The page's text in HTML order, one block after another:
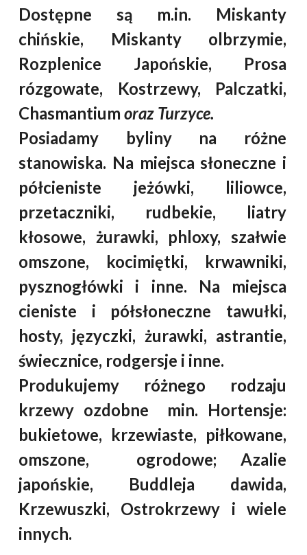
Dostępne są m.in. Miskanty
chińskie, Miskanty olbrzymie,
Rozplenice Japońskie, Prosa
rózgowate, Kostrzewy, Palczatki,
Chasmantium oraz Turzyce.
Posiadamy byliny na różne
stanowiska. Na miejsca słoneczne i
półcieniste jeżówki, liliowce,
przetaczniki, rudbekie, liatry
kłosowe, żurawki, phloxy, szałwie
omszone, kocimiętki, krwawniki,
pysznogłówki i inne. Na miejsca
cieniste i półsłoneczne tawułki,
hosty, języczki, żurawki, astrantie,
świecznice, rodgersje i inne.
Produkujemy różnego rodzaju
krzewy ozdobne min. Hortensje:
bukietowe, krzewiaste, piłkowane,
omszone, ogrodowe; Azalie
japońskie, Buddleja dawida,
Krzewuszki, Ostrokrzewy i wiele
innych.